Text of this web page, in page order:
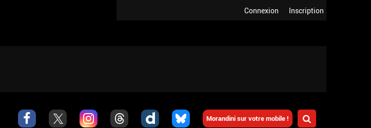
Inscription
Connexion
Morandini sur votre mobile !